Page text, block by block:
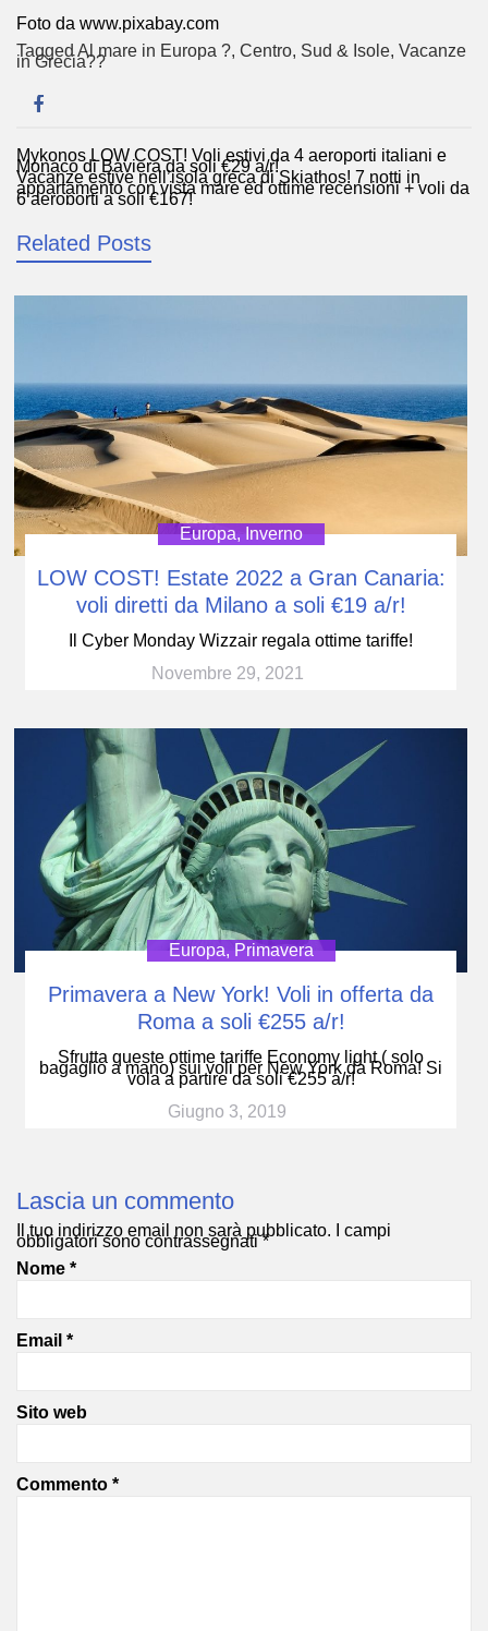
Foto da www.pixabay.com
TaggedAl mare in Europa ?️, Centro, Sud & Isole, Vacanze
in Grecia??
Navigazione
articoli
Mykonos LOW COST! Voli estivi da 4 aeroporti italiani e
Monaco di Baviera da soli €29 a/r!
Vacanze estive nell’isola greca di Skiathos! 7 notti in
appartamento con vista mare ed ottime recensioni + voli da
6 aeroporti a soli €167!
Related Posts
Europa, Inverno
LOW COST! Estate 2022 a Gran Canaria:
voli diretti da Milano a soli €19 a/r!
Il Cyber Monday Wizzair regala ottime tariffe!
Novembre 29, 2021
Europa, Primavera
Primavera a New York! Voli in offerta da
Roma a soli €255 a/r!
Sfrutta queste ottime tariffe Economy light ( solo
bagaglio a mano) sui voli per New York da Roma! Si
vola a partire da soli €255 a/r!
Giugno 3, 2019
Lascia un commento
Il tuo indirizzo email non sarà pubblicato. I campi
obbligatori sono contrassegnati*
Nome *
Email *
Sito web
Commento *